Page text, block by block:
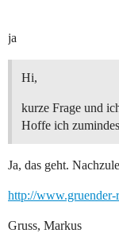
ja
Hi,
kurze Frage und
Hoffe ich
Ja, das geht.
http://
Gruss, Markus